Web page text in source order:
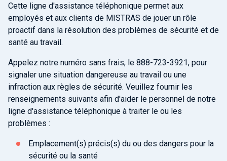
Cette ligne d'assistance téléphonique permet aux
employés et aux clients de MISTRAS de jouer un rôle
proactif dans la résolution des problèmes de sécurité et de
santé au travail.
Appelez notre numéro sans frais, le 888-723-3921, pour
signaler une situation dangereuse au travail ou une
infraction aux règles de sécurité. Veuillez fournir les
renseignements suivants afin d'aider le personnel de notre
ligne d'assistance téléphonique à traiter le ou les
problèmes :
Emplacement(s) précis(s) du ou des dangers pour la
sécurité ou la santé